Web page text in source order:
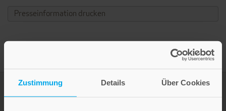
Zustimmung Details Über Cookies
Presseinformation drucken